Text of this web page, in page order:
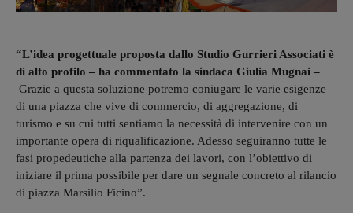
“L’idea progettuale proposta dallo Studio Gurrieri Associati è
di alto profilo – ha commentato la sindaca Giulia Mugnai –
Grazie a questa soluzione potremo coniugare le varie esigenze
di una piazza che vive di commercio, di aggregazione, di
turismo e su cui tutti sentiamo la necessità di intervenire con un
importante opera di riqualificazione. Adesso seguiranno tutte le
fasi propedeutiche alla partenza dei lavori, con l’obiettivo di
iniziare il prima possibile per dare un segnale concreto al rilancio
di piazza Marsilio Ficino”.